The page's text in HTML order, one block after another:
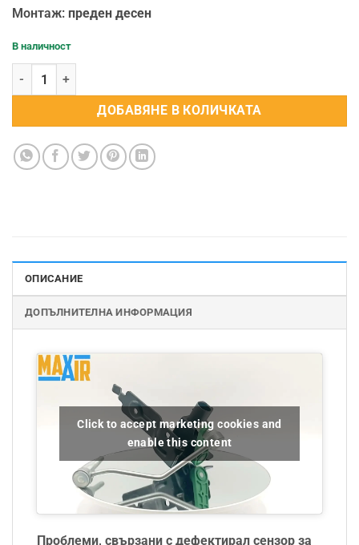
Монтаж: преден десен
В наличност
количество за Сензор (датчик, кантар) за ниво въздушно
ДОБАВЯНЕ В КОЛИЧКАТА
ОПИСАНИЕ
ДОПЪЛНИТЕЛНА ИНФОРМАЦИЯ
Click to accept marketing cookies and
enable this content
Проблеми, свързани с дефектирал сензор за